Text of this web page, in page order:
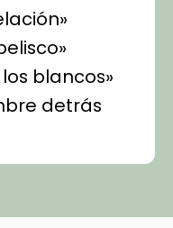
blancos»
detrás
una